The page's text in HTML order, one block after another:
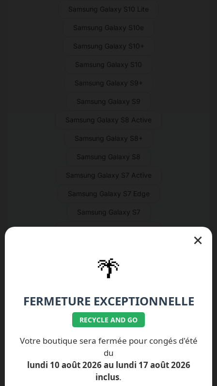
Samsung Galaxy S10 Lite
Samsung Galaxy S10e
Samsung Galaxy S10+
Samsung Galaxy S10
Samsung Galaxy S9+
Samsung Galaxy S9
Samsung Galaxy S8 Active
Samsung Galaxy S8+
Samsung Galaxy S8
Samsung Galaxy S7 Active
Samsung Galaxy S7 Edge
Samsung Galaxy S7
Samsung Galaxy S6 Edge
Samsung Galaxy S5 Neo
Samsung Galaxy S5 Active
Samsung Galaxy S5 Mini
Samsung Galaxy S5
Samsung Galaxy S4 Active
×
🌴
FERMETURE EXCEPTIONNELLE
RECYCLE AND GO
Votre boutique sera fermée pour congés d'été
du
lundi 10 août 2026 au lundi 17 août 2026
inclus.